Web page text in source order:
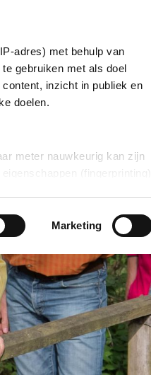
adres) met behulp van
gebruiken met als doel
inzicht in publiek en
doelen.
meter nauwkeurig kan zijn
ons werk!
in de VS door Google en
door „Voorkeuren“,
instellen", stemt u er
met Art. 49 (1) zin 1 lit. a
land met een ontoereikend
het risico dat uw
Marketing
Zoeken